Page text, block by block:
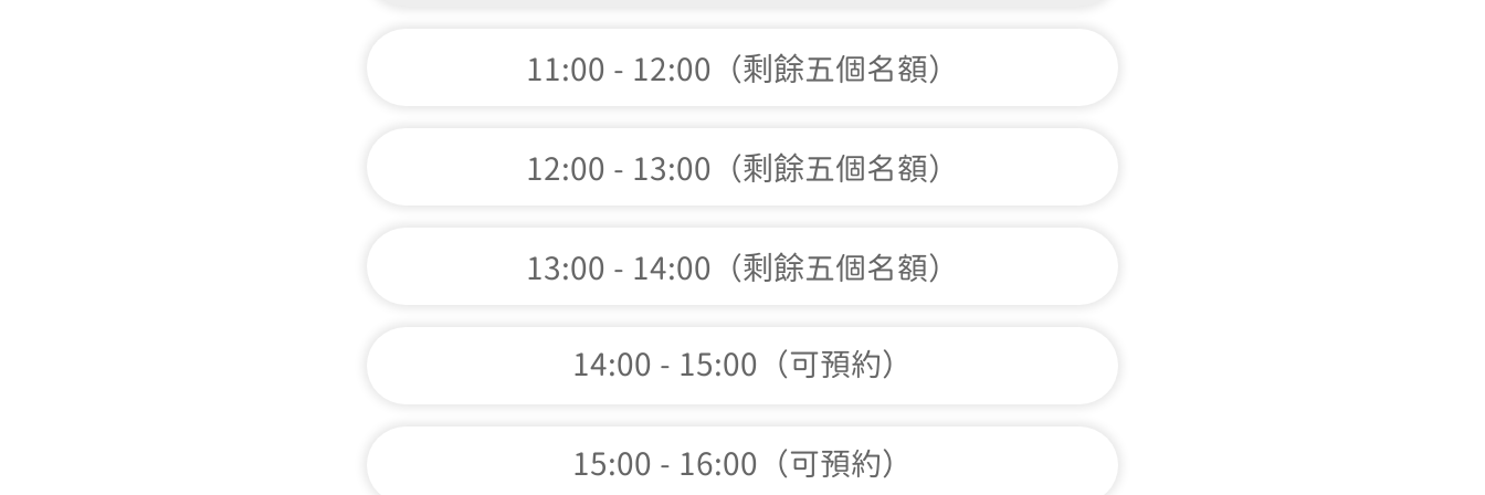
11:00 - 12:00（剩餘五個名額）
12:00 - 13:00（剩餘五個名額）
13:00 - 14:00（剩餘五個名額）
14:00 - 15:00（可預約）
15:00 - 16:00（可預約）